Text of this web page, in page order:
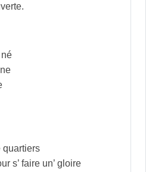
quartiers
s’ faire un’ gloire